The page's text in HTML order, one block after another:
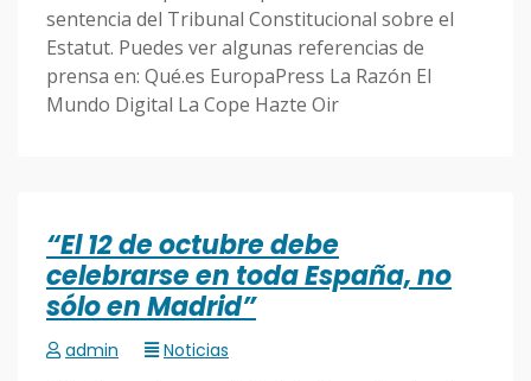
sentencia del Tribunal Constitucional sobre el
Estatut. Puedes ver algunas referencias de
prensa en: Qué.es EuropaPress La Razón El
Mundo Digital La Cope Hazte Oir
“El 12 de octubre debe
celebrarse en toda España, no
sólo en Madrid”
admin Noticias